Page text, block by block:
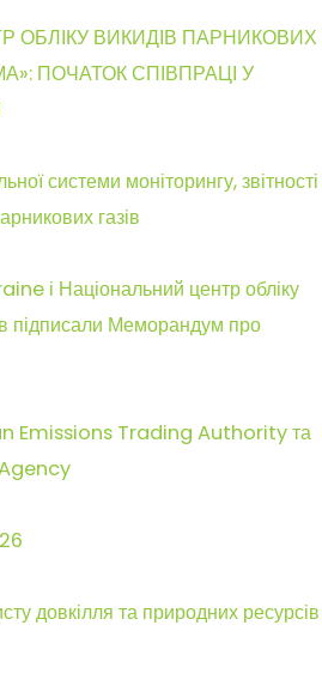
ОБЛІКУ ВИКИДІВ ПАРНИКОВИХ
ПОЧАТОК СПІВПРАЦІ У
системи моніторингу, звітності
газів
і Національний центр обліку
підписали Меморандум про
Emissions Trading Authority та
довкілля та природних ресурсів